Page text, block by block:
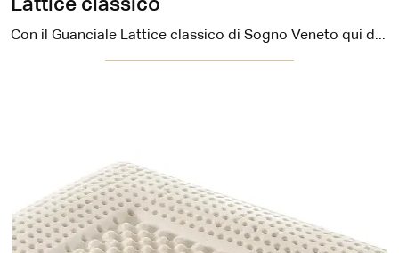
Lattice classico
Con il Guanciale Lattice classico di Sogno Veneto qui disponibile potrai favorire la distensione muscolare nonché una corretta respirazione.